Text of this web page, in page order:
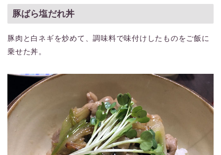
豚ばら塩だれ丼
豚肉と白ネギを炒めて、調味料で味付けしたものをご飯に
乗せた丼。